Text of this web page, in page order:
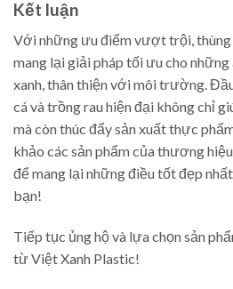
Kết luận
Với những ưu điểm vượt trội, thùng
mang lại giải pháp tối ưu cho những
xanh, thân thiện với môi trường.
cá và trồng rau hiện đại không chỉ
mà còn thúc đẩy sản xuất thực
khảo các sản phẩm của thương
để mang lại những điều tốt đẹp
bạn!
Tiếp tục ủng hộ và lựa chọn sản
từ Việt Xanh Plastic!